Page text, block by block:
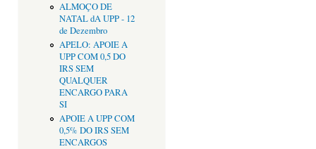
ALMOÇO DE
NATAL dA UPP - 12
de Dezembro
APELO: APOIE A
UPP COM 0,5 DO
IRS SEM
QUALQUER
ENCARGO PARA
SI
APOIE A UPP COM
0,5% DO IRS SEM
ENCARGOS